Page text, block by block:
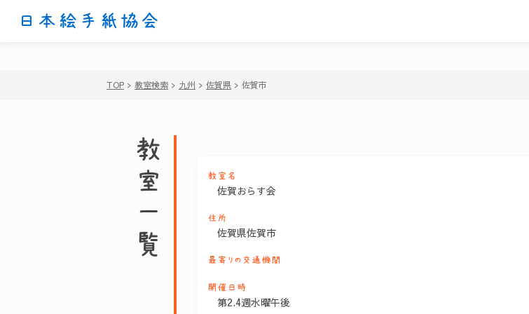
日本絵手紙協会
TOP > 教室検索 > 九州 > 佐賀県 > 佐賀市
教室一覧 教室名
佐賀おらす会
住所
佐賀県佐賀市
最寄りの交通機関
開催日時
第2.4週水曜午後